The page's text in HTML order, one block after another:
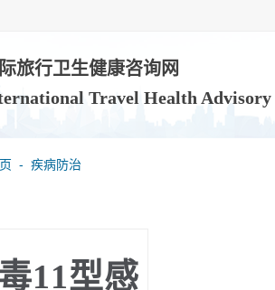
旅行卫生健康咨询网
Travel Health
‐ 疾病防治
11型感